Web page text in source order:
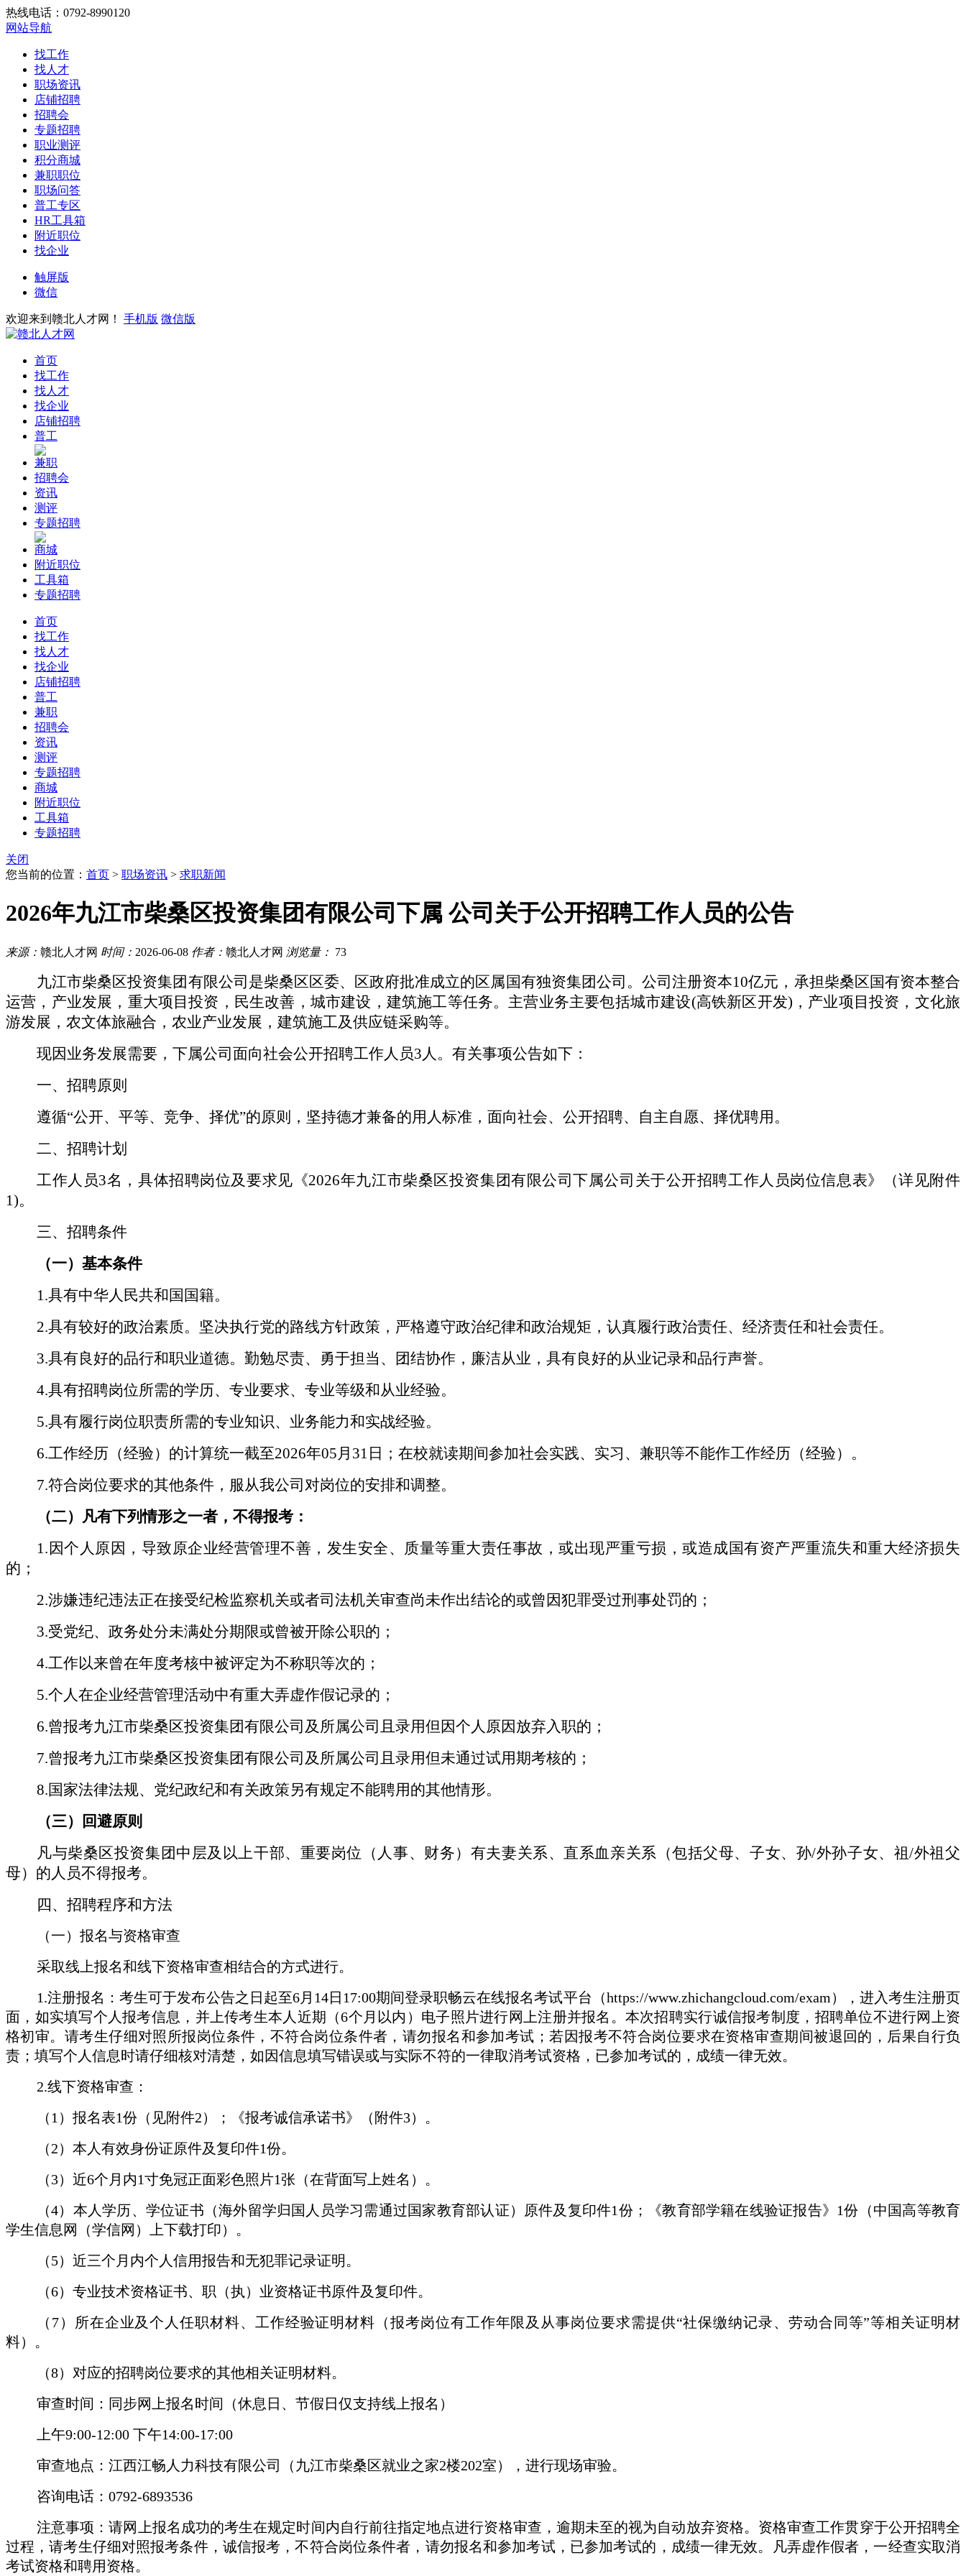
热线电话：0792-8990120
网站导航
找工作
找人才
职场资讯
店铺招聘
招聘会
专题招聘
职业测评
积分商城
兼职职位
职场问答
普工专区
HR工具箱
附近职位
找企业
触屏版
微信
欢迎来到赣北人才网！ 手机版 微信版
首页
找工作
找人才
找企业
店铺招聘
普工
兼职
招聘会
资讯
测评
专题招聘
商城
附近职位
工具箱
专题招聘
首页
找工作
找人才
找企业
店铺招聘
普工
兼职
招聘会
资讯
测评
专题招聘
商城
附近职位
工具箱
专题招聘
关闭
您当前的位置： 首页 > 职场资讯 > 求职新闻
2026年九江市柴桑区投资集团有限公司下属 公司关于公开招聘工作人员的公告
来源： 赣北人才网 时间： 2026-06-08 作者： 赣北人才网 浏览量： 73
九江市柴桑区投资集团有限公司是柴桑区区委、区政府批准成立的区属国有独资集团公司。公司注册资本10亿元，承担柴桑区国有资本整合
运营，产业发展，重大项目投资，民生改善，城市建设，建筑施工等任务。主营业务主要包括城市建设(高铁新区开发)，产业项目投资，文化旅
游发展，农文体旅融合，农业产业发展，建筑施工及供应链采购等。
现因业务发展需要，下属公司面向社会公开招聘工作人员3人。有关事项公告如下：
一、招聘原则
遵循“公开、平等、竞争、择优”的原则，坚持德才兼备的用人标准，面向社会、公开招聘、自主自愿、择优聘用。
二、招聘计划
工作人员3名，具体招聘岗位及要求见《2026年九江市柴桑区投资集团有限公司下属公司关于公开招聘工作人员岗位信息表》（详见附件
1)。
三、招聘条件
（一）基本条件
1.具有中华人民共和国国籍。
2.具有较好的政治素质。坚决执行党的路线方针政策，严格遵守政治纪律和政治规矩，认真履行政治责任、经济责任和社会责任。
3.具有良好的品行和职业道德。勤勉尽责、勇于担当、团结协作，廉洁从业，具有良好的从业记录和品行声誉。
4.具有招聘岗位所需的学历、专业要求、专业等级和从业经验。
5.具有履行岗位职责所需的专业知识、业务能力和实战经验。
6.工作经历（经验）的计算统一截至2026年05月31日；在校就读期间参加社会实践、实习、兼职等不能作工作经历（经验）。
7.符合岗位要求的其他条件，服从我公司对岗位的安排和调整。
（二）凡有下列情形之一者，不得报考：
1.因个人原因，导致原企业经营管理不善，发生安全、质量等重大责任事故，或出现严重亏损，或造成国有资产严重流失和重大经济损失
的；
2.涉嫌违纪违法正在接受纪检监察机关或者司法机关审查尚未作出结论的或曾因犯罪受过刑事处罚的；
3.受党纪、政务处分未满处分期限或曾被开除公职的；
4.工作以来曾在年度考核中被评定为不称职等次的；
5.个人在企业经营管理活动中有重大弄虚作假记录的；
6.曾报考九江市柴桑区投资集团有限公司及所属公司且录用但因个人原因放弃入职的；
7.曾报考九江市柴桑区投资集团有限公司及所属公司且录用但未通过试用期考核的；
8.国家法律法规、党纪政纪和有关政策另有规定不能聘用的其他情形。
（三）回避原则
凡与柴桑区投资集团中层及以上干部、重要岗位（人事、财务）有夫妻关系、直系血亲关系（包括父母、子女、孙/外孙子女、祖/外祖父
母）的人员不得报考。
四、招聘程序和方法
（一）报名与资格审查
采取线上报名和线下资格审查相结合的方式进行。
1.注册报名：考生可于发布公告之日起至6月14日17:00期间登录职畅云在线报名考试平台（https://www.zhichangcloud.com/exam），进入考生注册页
面，如实填写个人报考信息，并上传考生本人近期（6个月以内）电子照片进行网上注册并报名。本次招聘实行诚信报考制度，招聘单位不进行网上资
格初审。请考生仔细对照所报岗位条件，不符合岗位条件者，请勿报名和参加考试；若因报考不符合岗位要求在资格审查期间被退回的，后果自行负
责；填写个人信息时请仔细核对清楚，如因信息填写错误或与实际不符的一律取消考试资格，已参加考试的，成绩一律无效。
2.线下资格审查：
（1）报名表1份（见附件2）；《报考诚信承诺书》（附件3）。
（2）本人有效身份证原件及复印件1份。
（3）近6个月内1寸免冠正面彩色照片1张（在背面写上姓名）。
（4）本人学历、学位证书（海外留学归国人员学习需通过国家教育部认证）原件及复印件1份；《教育部学籍在线验证报告》1份（中国高等教育
学生信息网（学信网）上下载打印）。
（5）近三个月内个人信用报告和无犯罪记录证明。
（6）专业技术资格证书、职（执）业资格证书原件及复印件。
（ 7）所在企业及个人任职材料、工作经验证明材料（报考岗位有工作年限及从事岗位要求需提供“社保缴纳记录、劳动合同等”等相关证明材
料）。
（8）对应的招聘岗位要求的其他相关证明材料。
审查时间：同步网上报名时间（休息日、节假日仅支持线上报名）
上午9:00-12:00 下午14:00-17:00
审查地点：江西江畅人力科技有限公司（九江市柴桑区就业之家2楼202室），进行现场审验。
咨询电话： 0792-6893536
注意事项：请网上报名成功的考生在规定时间内自行前往指定地点进行资格审查，逾期未至的视为自动放弃资格。资格审查工作贯穿于公开招聘全
过程，请考生仔细对照报考条件，诚信报考，不符合岗位条件者，请勿报名和参加考试，已参加考试的，成绩一律无效。凡弄虚作假者，一经查实取消
考试资格和聘用资格。